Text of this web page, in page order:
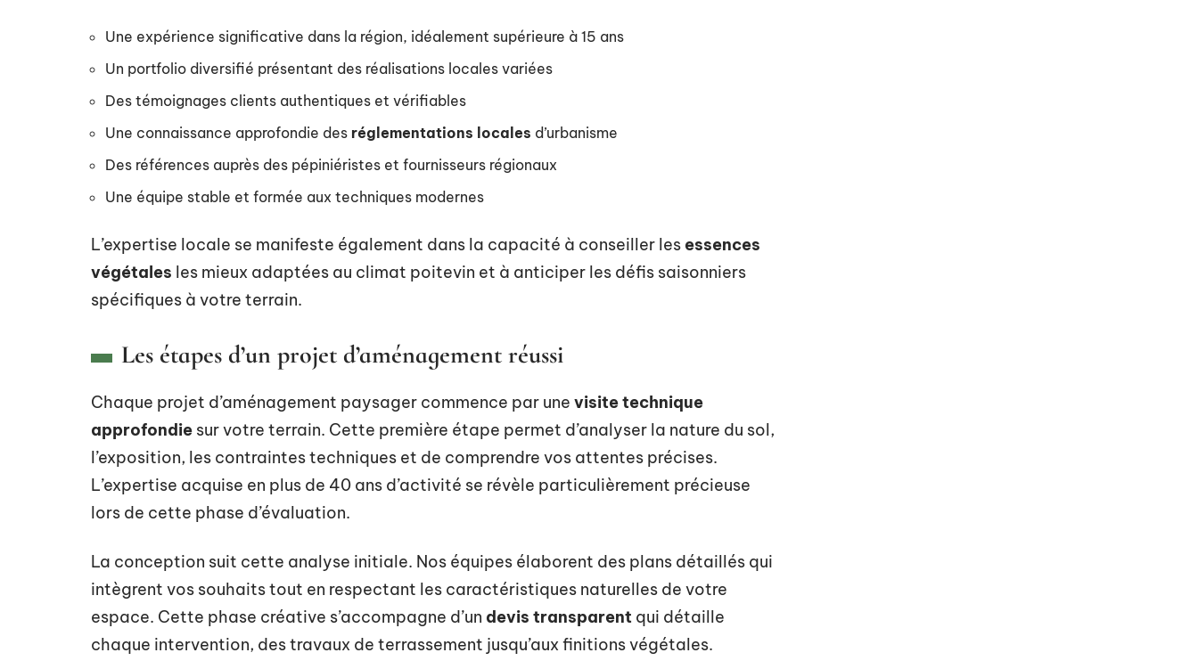
Une expérience significative dans la région, idéalement supérieure à 15 ans
Un portfolio diversifié présentant des réalisations locales variées
Des témoignages clients authentiques et vérifiables
Une connaissance approfondie des réglementations locales d’urbanisme
Des références auprès des pépiniéristes et fournisseurs régionaux
Une équipe stable et formée aux techniques modernes
L’expertise locale se manifeste également dans la capacité à conseiller les essences
végétales les mieux adaptées au climat poitevin et à anticiper les défis saisonniers
spécifiques à votre terrain.
Les étapes d’un projet d’aménagement réussi
Chaque projet d’aménagement paysager commence par une visite technique
approfondie sur votre terrain. Cette première étape permet d’analyser la nature du sol,
l’exposition, les contraintes techniques et de comprendre vos attentes précises.
L’expertise acquise en plus de 40 ans d’activité se révèle particulièrement précieuse
lors de cette phase d’évaluation.
La conception suit cette analyse initiale. Nos équipes élaborent des plans détaillés qui
intègrent vos souhaits tout en respectant les caractéristiques naturelles de votre
espace. Cette phase créative s’accompagne d’un devis transparent qui détaille
chaque intervention, des travaux de terrassement jusqu’aux finitions végétales.